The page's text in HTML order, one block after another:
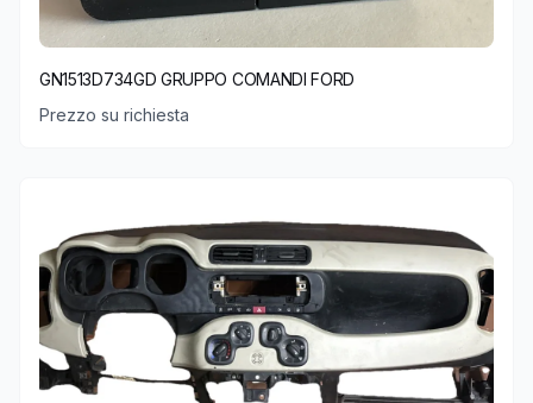
GN1513D734GD GRUPPO COMANDI FORD
Prezzo su richiesta